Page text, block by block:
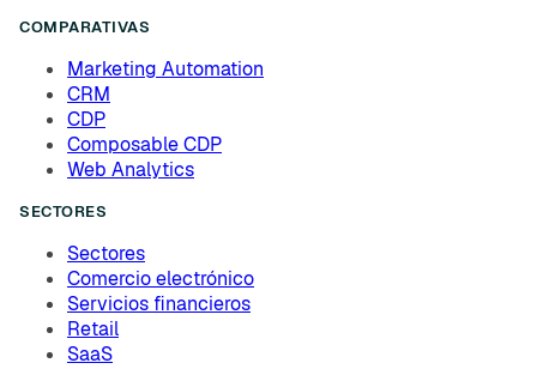
COMPARATIVAS
Marketing Automation
CRM
CDP
Composable CDP
Web Analytics
SECTORES
Sectores
Comercio electrónico
Servicios financieros
Retail
SaaS